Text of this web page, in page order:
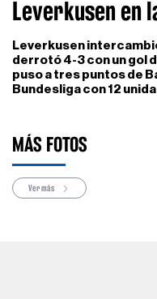
Leverkusen en
Leverkusen
derrotó 4-3 con un gol
puso a tres puntos de
Bundesliga con 12
MÁS FOTOS
Ver más